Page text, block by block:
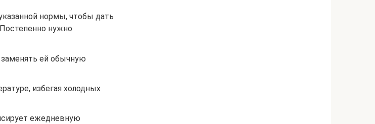
нормы, чтобы дать
нужно
ей обычную
избегая холодных
ежедневную